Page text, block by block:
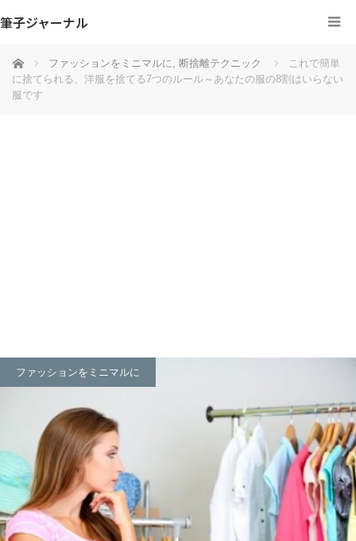
筆子ジャーナル
ホーム ファッションをミニマルに, 断捨離テクニック
これで簡単
に捨てられる、洋服を捨てる7つのルール～あなたの服の8割はいらない
服です
ファッションをミニマルに